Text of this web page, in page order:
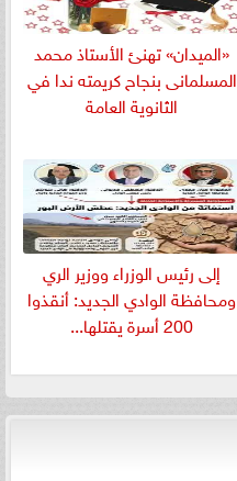
«الميدان» تهنئ الأستاذ محمد
المسلمانى بنجاح كريمته ندا في
الثانوية العامة
إلى رئيس الوزراء ووزير الري
ومحافظة الوادي الجديد: أنقذوا
200 أسرة يقتلها...